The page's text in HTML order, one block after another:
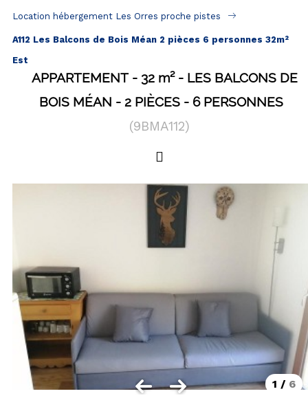
SÉJOURS & BONS PLANS
LOCALISATION
Les Orres 1650 centre station
Les Orres 1800 Bois Méan
Les Orres et ses hameaux
VISUALISER LE PLAN DES ORRES
BONS PLANS ACTIVITÉS
Carte Multi activités
Forfaits remontées mécaniques VTT
CONTACT / DEVIS
Location hébergement Les Orres proche pistes
A112 Les Balcons de Bois Méan 2 pièces 6 personnes 32m²
Est
APPARTEMENT 32 m²
LES BALCONS DE
BOIS MÉAN
2 PIÈCES 6 PERSONNES
(9BMA112)
1 / 6